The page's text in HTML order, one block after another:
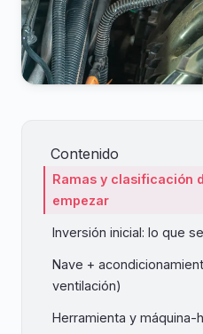
Contenido
Ramas y clasificación
empezar
Inversión inicial: lo que
Nave +
ventilación)
Herramienta y máquina-